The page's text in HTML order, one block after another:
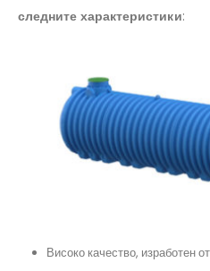
следните характеристики:
Високо качество, изработен